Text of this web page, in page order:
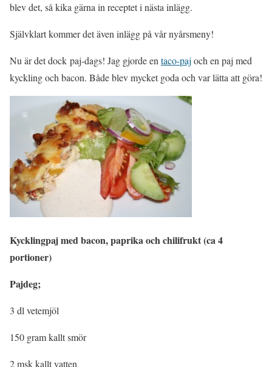
blev det, så kika gärna in receptet i nästa inlägg.
Självklart kommer det även inlägg på vår nyårsmeny!
Nu är det dock paj-dags! Jag gjorde en taco-paj och en paj med
kyckling och bacon. Både blev mycket goda och var lätta att göra!
Kycklingpaj med bacon, paprika och chilifrukt (ca 4
portioner)
Pajdeg;
3 dl vetemjöl
150 gram kallt smör
2 msk kallt vatten